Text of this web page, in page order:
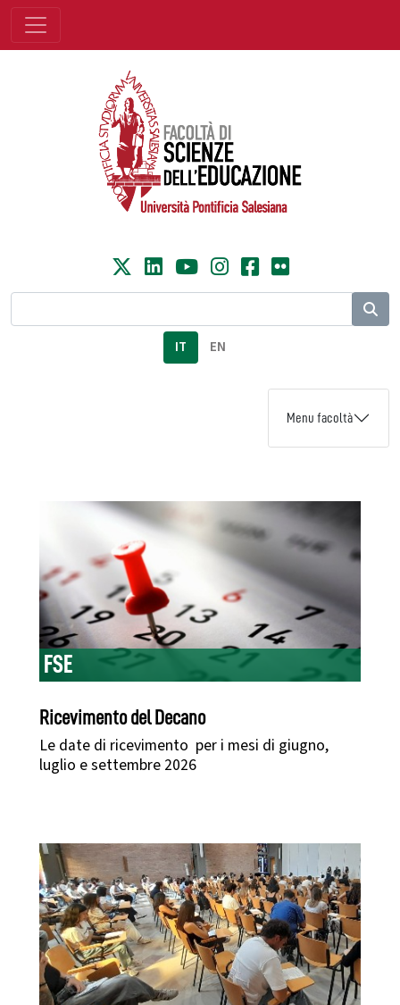
IT EN
Menu facoltà
FSE
Ricevimento del Decano
Le date di ricevimento per i mesi di giugno,
luglio e settembre 2026